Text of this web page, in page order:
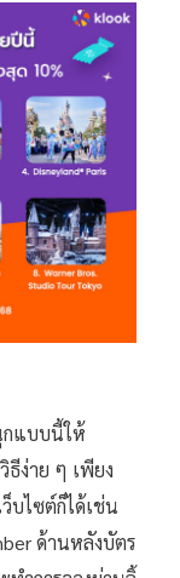
กแบบนี้ให้
ธีง่าย ๆ เพียง
บไซต์ก็ได้เช่น
ด้านหลังบัตร